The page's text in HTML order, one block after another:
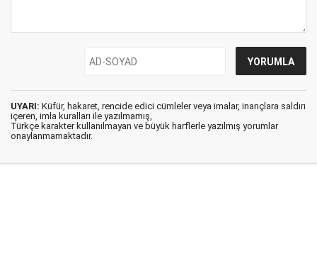
UYARI: Küfür, hakaret, rencide edici cümleler veya imalar, inançlara saldırı
içeren, imla kuralları ile yazılmamış,
Türkçe karakter kullanılmayan ve büyük harflerle yazılmış yorumlar
onaylanmamaktadır.